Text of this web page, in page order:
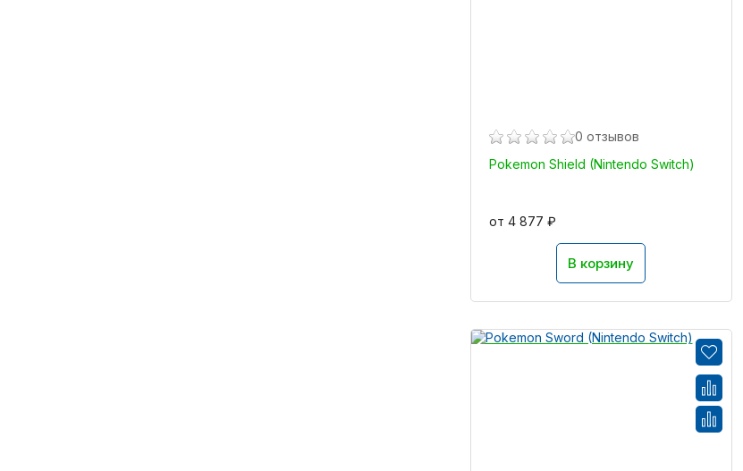
0 отзывов
Pokemon Shield (Nintendo Switch)
от 4 877 ₽
В корзину